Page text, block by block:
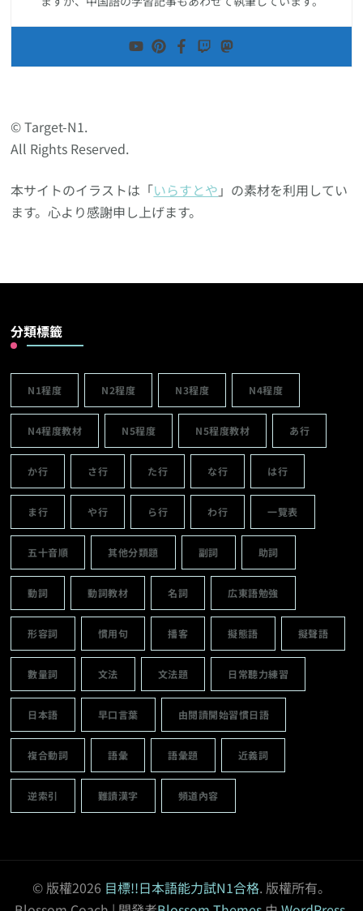
© Target-N1.
All Rights Reserved.
本サイトのイラストは「いらすとや 」の素材を利用してい
ます。心より感謝申し上げます。
分類標籤
N1程度 N2程度 N3程度 N4程度
N4程度教材 N5程度 N5程度教材 あ行
か行 さ行 た行 な行 は行
ま行 や行 ら行 わ行 一覽表
五十音順 其他分類題 副詞 助詞
動詞 動詞教材 名詞 広東語勉強
形容詞 慣用句 播客 擬態語 擬聲語
數量詞 文法 文法題 日常聽力練習
日本語 早口言葉 由閱讀開始習慣日語
複合動詞 語彙 語彙題 近義詞
逆索引 難讀漢字 頻道內容
© 版權2026 目標!!日本語能力試N1合格. 版權所有。